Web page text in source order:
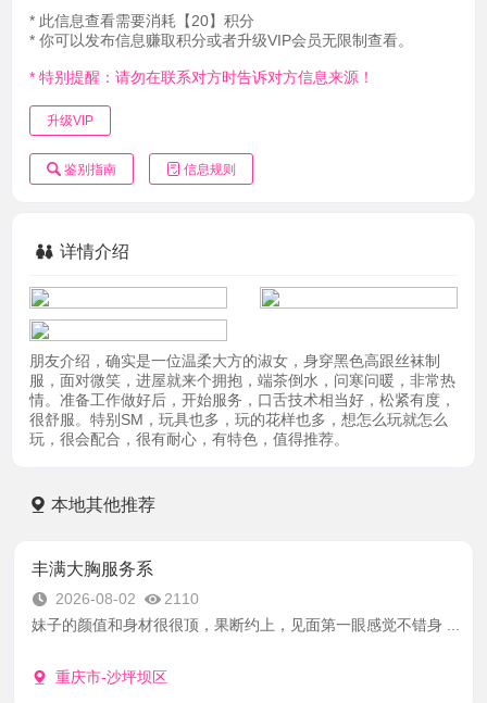
* 此信息查看需要消耗【20】积分
* 你可以发布信息赚取积分或者升级VIP会员无限制查看。
* 特别提醒：请勿在联系对方时告诉对方信息来源！
升级VIP
鉴别指南 信息规则
详情介绍
朋友介绍，确实是一位温柔大方的淑女，身穿黑色高跟丝袜制
服，面对微笑，进屋就来个拥抱，端茶倒水，问寒问暖，非常热
情。准备工作做好后，开始服务，口舌技术相当好，松紧有度，
很舒服。特别SM，玩具也多，玩的花样也多，想怎么玩就怎么
玩，很会配合，很有耐心，有特色，值得推荐。
本地其他推荐
丰满大胸服务系
2026-08-02
2110
妹子的颜值和身材很很顶，果断约上，见面第一眼感觉不错身 ...
重庆市-沙坪坝区